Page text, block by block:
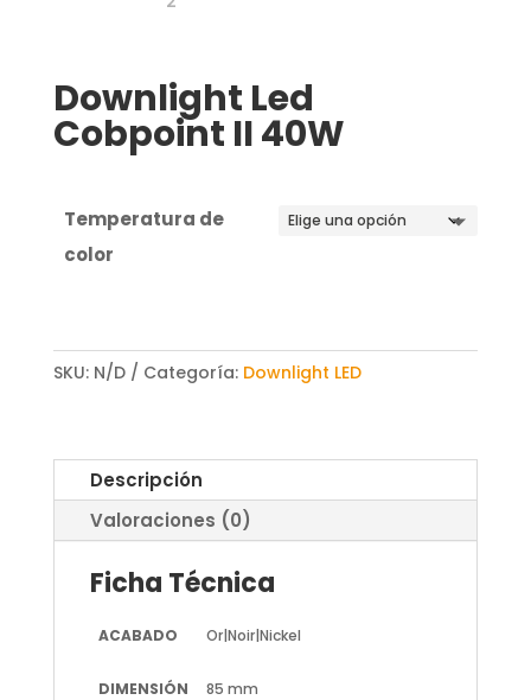
Downlight Led
Cobpoint II 40W
Temperatura de
color
SKU: N/D Categoría: Downlight LED
Descripción
Valoraciones (0)
Ficha Técnica
ACABADO Or|Noir|Nickel
DIMENSIÓN 85 mm